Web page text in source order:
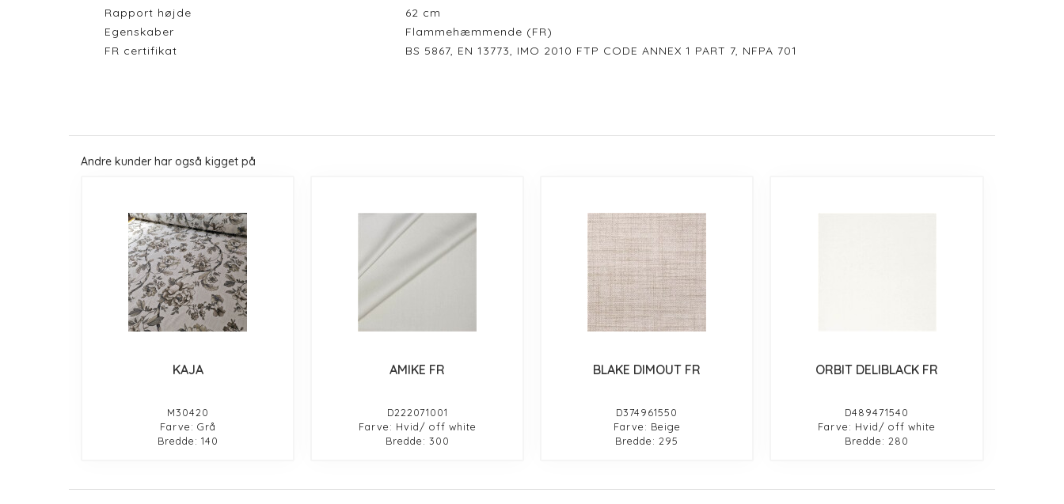
Rapport højde
62 cm
Egenskaber
Flammehæmmende (FR)
FR certifikat
BS 5867, EN 13773, IMO 2010 FTP CODE ANNEX 1 PART 7, NFPA 701
Andre kunder har også kigget på
KAJA
M30420
Farve: Grå
Bredde: 140
AMIKE FR
D222071001
Farve: Hvid/ off white
Bredde: 300
BLAKE DIMOUT FR
D374961550
Farve: Beige
Bredde: 295
ORBIT DELIBLACK FR
D489471540
Farve: Hvid/ off white
Bredde: 280